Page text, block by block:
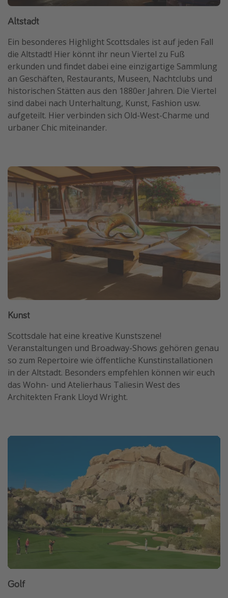
Altstadt
Ein besonderes Highlight Scottsdales ist auf jeden Fall
die Altstadt! Hier könnt ihr neun Viertel zu Fuß
erkunden und findet dabei eine einzigartige Sammlung
an Geschäften, Restaurants, Museen, Nachtclubs und
historischen Stätten aus den 1880er Jahren. Die Viertel
sind dabei nach Unterhaltung, Kunst, Fashion usw.
aufgeteilt. Hier verbinden sich Old-West-Charme und
urbaner Chic miteinander.
Kunst
Scottsdale hat eine kreative Kunstszene!
Veranstaltungen und Broadway-Shows gehören genau
so zum Repertoire wie öffentliche Kunstinstallationen
in der Altstadt. Besonders empfehlen können wir euch
das Wohn- und Atelierhaus Taliesin West des
Architekten Frank Lloyd Wright.
Golf